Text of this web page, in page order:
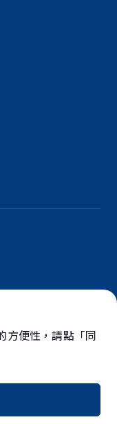
方便性，請點「同